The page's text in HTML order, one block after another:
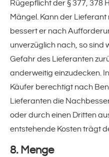
Rügepflicht der § 377, 378
Mängel. Kann der
bessert er nach
unverzüglich nach, so sind
Gefahr des Lieferanten
anderweitig einzudecken.
Käufer berechtigt nach
Lieferanten die
oder durch einen Dritten
entstehende Kosten trägt
8. Menge